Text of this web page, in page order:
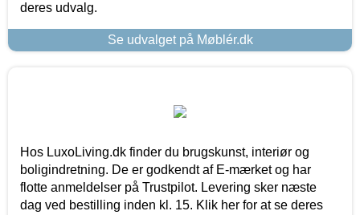
deres udvalg.
Se udvalget på Møblér.dk
Hos LuxoLiving.dk finder du brugskunst, interiør og
boligindretning. De er godkendt af E-mærket og har
flotte anmeldelser på Trustpilot. Levering sker næste
dag ved bestilling inden kl. 15. Klik her for at se deres